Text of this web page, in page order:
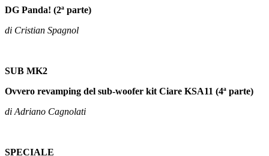
DG Panda! (2ª parte)
di Cristian Spagnol
SUB MK2
Ovvero revamping del sub-woofer kit Ciare KSA11 (4ª parte)
di Adriano Cagnolati
SPECIALE